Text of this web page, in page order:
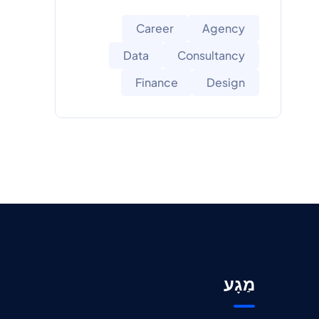
Agency
Career
Consultancy
Data
Design
Finance
מַגָע